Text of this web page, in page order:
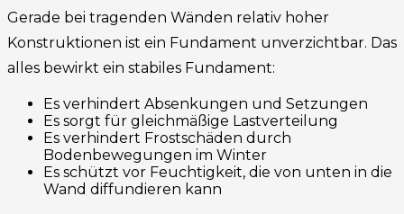
Gerade bei tragenden Wänden relativ hoher
Konstruktionen ist ein Fundament unverzichtbar. Das
alles bewirkt ein stabiles Fundament:
Es verhindert Absenkungen und Setzungen
Es sorgt für gleichmäßige Lastverteilung
Es verhindert Frostschäden durch
Bodenbewegungen im Winter
Es schützt vor Feuchtigkeit, die von unten in die
Wand diffundieren kann